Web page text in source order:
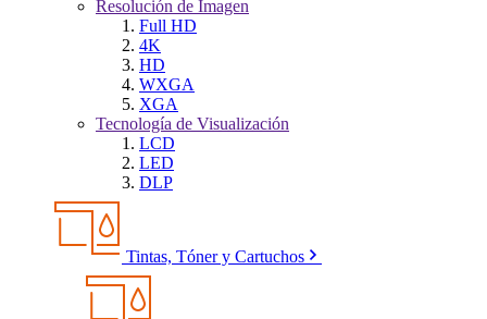
Resolución de Imagen
Full HD
4K
HD
WXGA
XGA
Tecnología de Visualización
LCD
LED
DLP
Tintas, Tóner y Cartuchos